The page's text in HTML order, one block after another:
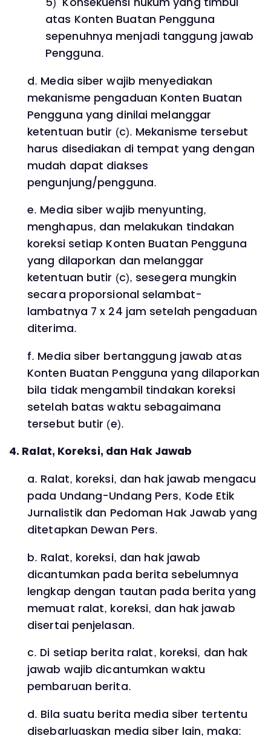
atas Konten Buatan Pengguna
sepenuhnya menjadi tanggung jawab
Pengguna.
d. Media siber wajib menyediakan
mekanisme pengaduan Konten Buatan
Pengguna yang dinilai melanggar
ketentuan butir (c). Mekanisme tersebut
harus disediakan di tempat yang dengan
mudah dapat diakses
pengunjung/pengguna.
e. Media siber wajib menyunting,
menghapus, dan melakukan tindakan
koreksi setiap Konten Buatan Pengguna
yang dilaporkan dan melanggar
ketentuan butir (c), sesegera mungkin
secara proporsional selambat-
lambatnya 7 x 24 jam setelah pengaduan
diterima.
f. Media siber bertanggung jawab atas
Konten Buatan Pengguna yang dilaporkan
bila tidak mengambil tindakan koreksi
setelah batas waktu sebagaimana
tersebut butir (e).
4. Ralat, Koreksi, dan Hak Jawab
a. Ralat, koreksi, dan hak jawab mengacu
pada Undang-Undang Pers, Kode Etik
Jurnalistik dan Pedoman Hak Jawab yang
ditetapkan Dewan Pers.
b. Ralat, koreksi, dan hak jawab
dicantumkan pada berita sebelumnya
lengkap dengan tautan pada berita yang
memuat ralat, koreksi, dan hak jawab
disertai penjelasan.
c. Di setiap berita ralat, koreksi, dan hak
jawab wajib dicantumkan waktu
pembaruan berita.
d. Bila suatu berita media siber tertentu
disebarluaskan media siber lain, maka: